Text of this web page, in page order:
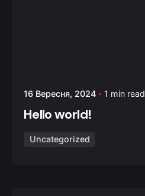
16 Вересня, 2024 1 min read
Hello world!
Uncategorized